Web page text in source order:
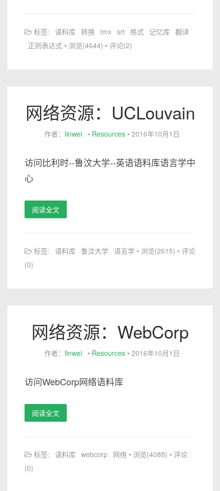
标签: 语料库 转换 tmx srt 格式 记忆库 翻译
正则表达式 • 浏览(4644) • 评论(2)
网络资源：UCLouvain
作者： linwei • Resources• 2016年10月1日
访问比利时--鲁汶大学--英语语料库语言学中
心
阅读全文
标签: 语料库 鲁汶大学 语言学 • 浏览(2615) • 评论
(0)
网络资源：WebCorp
作者： linwei • Resources• 2016年10月1日
访问WebCorp网络语料库
阅读全文
标签: 语料库 webcorp 网络 • 浏览(4088) • 评论
(0)